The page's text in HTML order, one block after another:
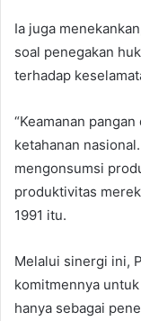
Ia juga
soal penegakan
terhadap
“Keamanan
ketahanan
mengonsumsi
produktivitas
1991 itu.
Melalui sinergi ini,
komitmennya
hanya sebagai